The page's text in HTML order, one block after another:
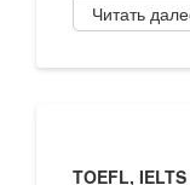
Читать
TOEFL,